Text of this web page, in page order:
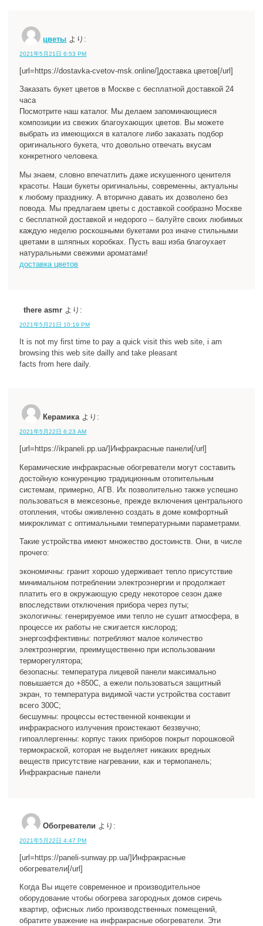
цветы より:
2021年5月21日 6:53 PM
[url=https://dostavka-cvetov-msk.online/]доставка цветов[/url]
Заказать букет цветов в Москве с бесплатной доставкой 24
часа
Посмотрите наш каталог. Мы делаем запоминающиеся
композиции из свежих благоухающих цветов. Вы можете
выбрать из имеющихся в каталоге либо заказать подбор
оригинального букета, что довольно отвечать вкусам
конкретного человека.
Мы знаем, словно впечатлить даже искушенного ценителя
красоты. Наши букеты оригинальны, современны, актуальны
к любому празднику. А вторично давать их дозволено без
повода. Мы предлагаем цветы с доставкой сообразно Москве
с бесплатной доставкой и недорого – балуйте своих любимых
каждую неделю роскошными букетами роз иначе стильными
цветами в шляпных коробках. Пусть ваш изба благоухает
натуральными свежими ароматами!
доставка цветов
there asmr より:
2021年5月21日 10:19 PM
It is not my first time to pay a quick visit this web site, i am
browsing this web site dailly and take pleasant
facts from here daily.
Керамика より:
2021年5月22日 6:23 AM
[url=https://ikpaneli.pp.ua/]Инфракрасные панели[/url]
Керамические инфракрасные обогреватели могут составить
достойную конкуренцию традиционным отопительным
системам, примерно, АГВ. Их позволительно также успешно
пользоваться в межсезонье, прежде включения центрального
отопления, чтобы оживленно создать в доме комфортный
микроклимат с оптимальными температурными параметрами.
Такие устройства имеют множество достоинств. Они, в числе
прочего:
экономичны: гранит хорошо удерживает тепло присутствие
минимальном потреблении электроэнергии и продолжает
платить его в окружающую среду некоторое сезон даже
впоследствии отключения прибора через путы;
экологичны: генерируемое ими тепло не сушит атмосфера, в
процессе их работы не сжигается кислород;
энергоэффективны: потребляют малое количество
электроэнергии, преимущественно при использовании
терморегулятора;
безопасны: температура лицевой панели максимально
повышается до +850С, а ежели пользоваться защитный
экран, то температура видимой части устройства составит
всего 300С;
бесшумны: процессы естественной конвекции и
инфракрасного излучения проистекают беззвучно;
гипоаллергенны: корпус таких приборов покрыт порошковой
термокраской, которая не выделяет никаких вредных
веществ присутствие нагревании, как и термопанель;
Инфракрасные панели
Обогреватели より:
2021年5月22日 4:47 PM
[url=https://paneli-sunway.pp.ua/]Инфракрасные
обогреватели[/url]
Когда Вы ищете современное и производительное
оборудование чтобы обогрева загородных домов сиречь
квартир, офисных либо производственных помещений,
обратите уважение на инфракрасные обогреватели. Эти